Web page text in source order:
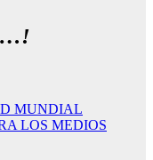
MUNDIAL
LOS MEDIOS